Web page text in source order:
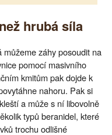
hrubá síla
záhy posoudit na
pomocí masivního
kmitům pak dojde k
nahoru. Pak si
a může s ní libovolně
typů beranidel, které
trochu odlišné